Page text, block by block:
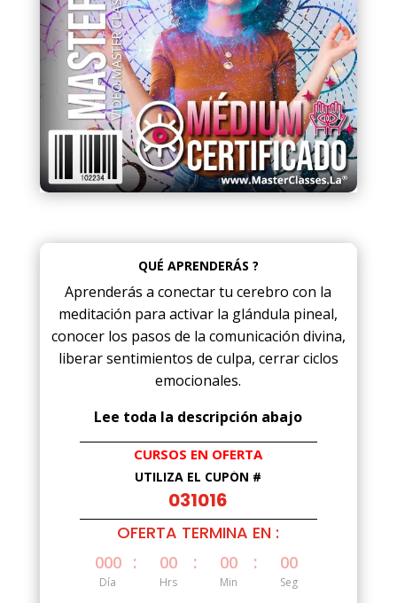
QUÉ APRENDERÁS ?
Aprenderás a conectar tu cerebro con la
meditación para activar la glándula pineal,
conocer los pasos de la comunicación divina,
liberar sentimientos de culpa, cerrar ciclos
emocionales.
Lee toda la descripción abajo
CURSOS EN OFERTA
UTILIZA EL CUPÓN #
031016
OFERTA TERMINA EN :
000
Día
: 00
Hrs
: 00
Min
: 00
Seg